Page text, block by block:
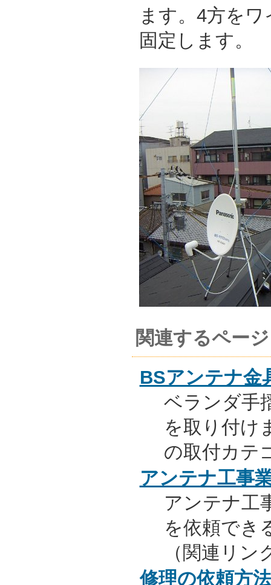
ます。4方を
固定します。
関連するページ
BSアンテナ金
ベランダ手
を取り付け
の取付カテ
アンテナ工事
アンテナ工
を依頼でき
（関連リ
修理の依頼方法